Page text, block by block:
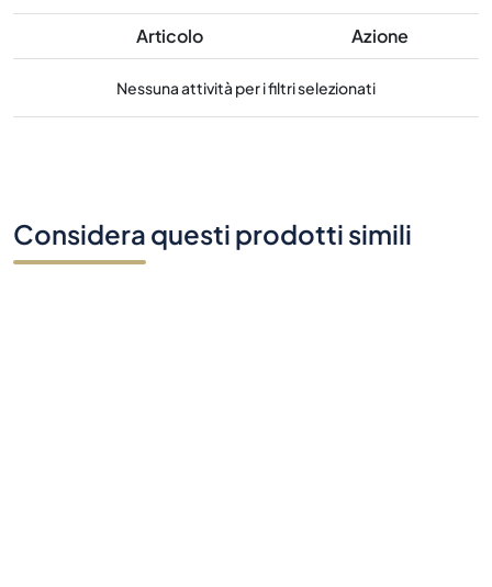
Articolo Azione
Nessuna attività per i filtri selezionati
Considera questi prodotti simili